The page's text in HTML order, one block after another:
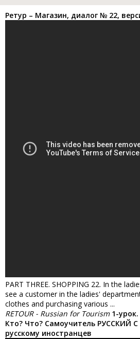
Ретур – Магазин, диалог № 22,
PART THREE. SHOPPING 22. In the
see a customer in the ladies'
clothes and purchasing various ...
RETOUR - Russian for Tourism 1-
Кто? Что? Самоучитель РУССКИЙ
русскому иностранцев